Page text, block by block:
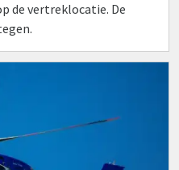
de vertreklocatie. De